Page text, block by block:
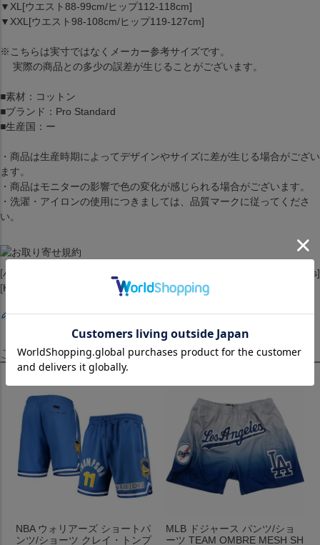
▼XL[ウエスト88-99cm/ヒップ112-118cm]
▼XXL[ウエスト98-108cm/ヒップ119-127cm]
※こちらは実寸ではなくメーカー参考サイズです。
実際の商品との多少の誤差が生じることがございます。
■素材：コットン
■ブランド：Pro Standard
■生産国：ー
・商品は生産時期によってデザインやサイズに差が生じる場合がござい
ます。
・商品はモニターの影響で色の変化が感じられる場合がございます。
・洗濯・アイロンの使用につきましては、品質マークに従ってくださ
い。
[ハーフパンツ][ショーツ][ボトムス][Team Player Shorts][Brooklyn Nets]
[Kevin Durant #7][Black][バスケットボール][NKN]
レビューを書く
この商品を見たお客様はこちらも見ています！
NBA ウォリアーズ ショートパ
ンツ/ショーツ クレイ・トンプ
MLB ドジャース パンツ/ショ
ーツ TEAM OMBRE MESH SH